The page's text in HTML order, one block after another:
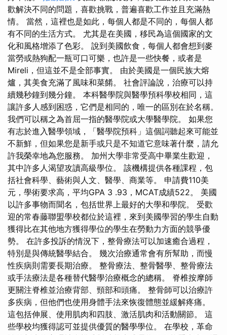
歡解決不同的問題，喜歡挑戰，普遍喜歡工作並且充滿熱
情。 當然，這裡也是如此，每個人都是不同的，每個人都
有不同的生活方式。 尤其是在美國，移民為這個國家的文
化和風格增添了色彩。 說到美國飲食，每個人都會想到麥
當勞或熱狗配一瓶可口可樂，也許是一些快餐，或者是
Mireli，但這並不是全部事實。 由於美國是一個民族大熔
爐，其美食充滿了風味和菜餚。 社會評論說，治療可以持
續幾秒鐘到幾分鐘。 本科醫學院與醫學預科學校相同，這
讓許多人感到困惑，它們是相同的，唯一的區別在於名稱。
我們可以稱之為首屈一指的醫學院或大學醫學院。 如果您
有志於進入醫學領域，「醫學院預科」這個詞聽起來可能並
不新鮮，但如果您是新手或只是不知道它意味著什麼，請允
許我榮幸地為您服務。 加州大學非常受高中畢業生歡迎，
其中許多人渴望攻讀高級學位。 該機構提供各種課程，包
括社會科學、藝術與人文、醫學、商業等。 申請費110美
元，學術要求高，平均GPA 3 .93，MCAT成績522。 美國
以許多事物而聞名，包括世界上最好的大學和學院。 受歡
迎的常春藤聯盟學校都位於這裡，來到美國學習的學生自動
獲得比在其他地方獲得學位的學生在勞動力方面的競爭優
勢。 在許多投訴的情況下，整骨療法可以加速癒合過程，
特別是與傳統醫學結合。 幾次治療通常會有所幫助，而慢
性疾病則需要長期治療。 整骨療法、整骨醫學、整骨療法
或手法療法是各種替代醫學治療概念的總稱。 脊椎按摩師
更關注脊椎並治療背部、頸部和頭痛。 整骨師可以治療許
多疾病，但他們也使用身體手法來恢復體態並緩解疼痛。
這包括伸展、使用肌肉和四肢、激活肌肉和活動關節。 這
些學校均獲得認可並提供優質的醫學學位。 在學校，革命